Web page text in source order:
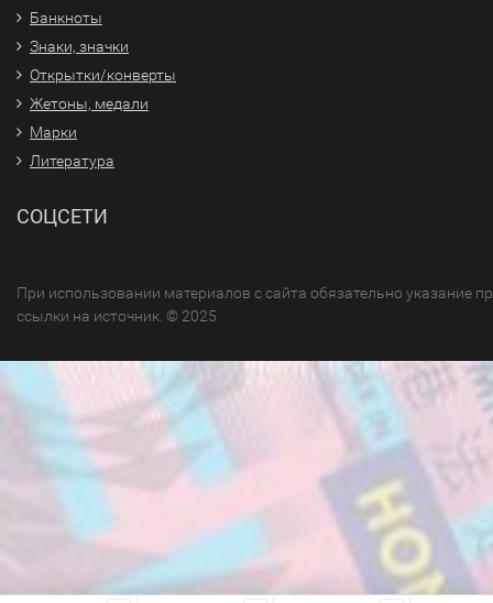
Банкноты
Знаки, значки
Открытки/конверты
Жетоны, медали
Марки
Литература
СОЦСЕТИ
При использовании материалов с сайта обязательно указание
ссылки на источник. © 2025